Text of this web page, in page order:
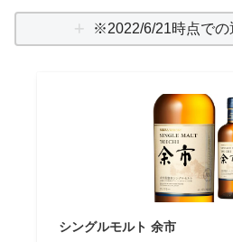
※2022/6/21時点での
シングルモルト 余市